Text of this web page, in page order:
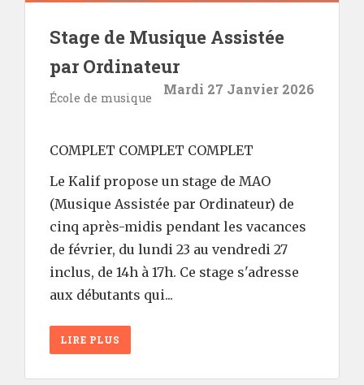
Stage de Musique Assistée
par Ordinateur
École de musique
Mardi 27 Janvier 2026
COMPLET COMPLET COMPLET
Le Kalif propose un stage de MAO
(Musique Assistée par Ordinateur) de
cinq après-midis pendant les vacances
de février, du lundi 23 au vendredi 27
inclus, de 14h à 17h. Ce stage s'adresse
aux débutants qui...
LIRE PLUS